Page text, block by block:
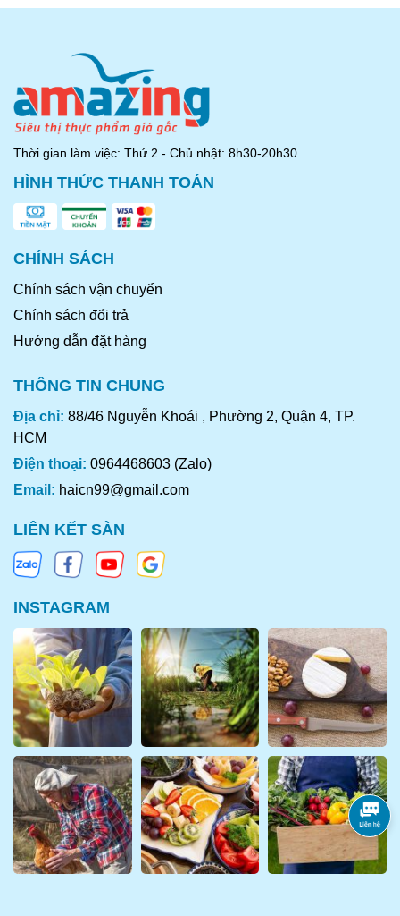
Cà ri thỏ
LIÊN HỆ MUA HÀNG
Nguyễn Khoái, P2, Q4, TPHCM
Hoặc đặt hàng giao đến nhà qua Hotline: 0964 468 603 (Zalo
-Viber)
Mẫu tin nhắn đặt hàng:
Tên người nhận :
SĐT :
Tên hàng hóa và số lượng :
Thời gian nhận hàng :
AMAZING FOODS DISTRUBUTION CENTER
Thời gian làm việc: Thứ 2 - Chủ nhật: 8h30-20h30
HÌNH THỨC THANH TOÁN
CHÍNH SÁCH
Chính sách vận chuyển
Chính sách đổi trả
Hướng dẫn đặt hàng
THÔNG TIN CHUNG
Địa chỉ: 88/46 Nguyễn Khoái , Phường 2, Quận 4, TP.
HCM
Điện thoại: 0964468603 (Zalo)
Email: haicn99@gmail.com
LIÊN KẾT SÀN
INSTAGRAM